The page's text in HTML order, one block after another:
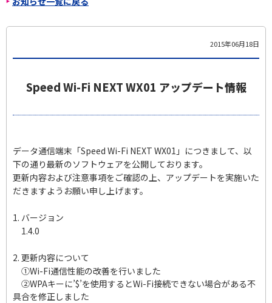
データチャージサイト
2015年06月18日
Speed Wi-Fi NEXT WX01 アップデート情報
データ通信端末「Speed Wi-Fi NEXT WX01」につきまして、以
下の通り最新のソフトウェアを公開しております。
更新内容および注意事項をご確認の上、アップデートを実施いた
だきますようお願い申し上げます。
1. バージョン
1.4.0
2. 更新内容について
①Wi-Fi通信性能の改善を行いました
②WPAキーに’$’を使用するとWi-Fi接続できない場合がある不
具合を修正しました